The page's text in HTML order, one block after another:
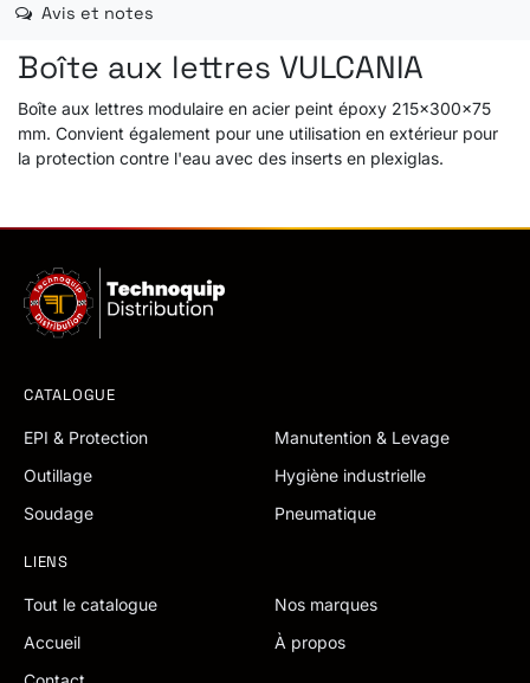
Avis et notes
Boîte aux lettres VULCANIA
Boîte aux lettres modulaire en acier peint époxy 215x300x75
mm. Convient également pour une utilisation en extérieur pour
la protection contre l'eau avec des inserts en plexiglas.
CATALOGUE
EPI & Protection
Manutention & Levage
Outillage
Hygiène industrielle
Soudage
Pneumatique
LIENS
Tout le catalogue
Nos marques
Accueil
À propos